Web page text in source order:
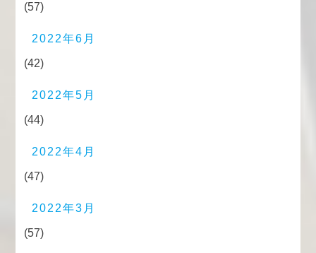
(57)
2022年6月
(42)
2022年5月
(44)
2022年4月
(47)
2022年3月
(57)